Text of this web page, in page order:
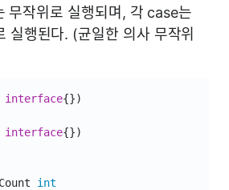
무작위로 실행되며, 각 case는
실행된다. (균일한 의사 무작위
interface{})
interface{})
int